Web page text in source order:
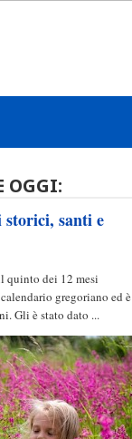
OGGI:
storici, santi e
quinto dei 12 mesi
gregoriano ed è
Gli è stato dato ...